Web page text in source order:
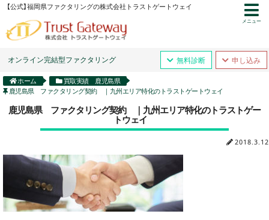
【公式】福岡県ファクタリングの株式会社トラストゲートウェイ
オンライン完結型ファクタリング 無料診断 申し込み
メニュー
ホーム
買取実績 鹿児島県
鹿児島県 ファクタリング契約 ｜九州エリア特化のトラストゲートウェイ
鹿児島県 ファクタリング契約 ｜九州エリア特化のトラストゲー
トウェイ
2018.3.12